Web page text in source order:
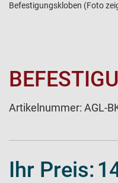
Befestigungskloben (Foto
Artikelnummer: AGL-
Ihr Preis: